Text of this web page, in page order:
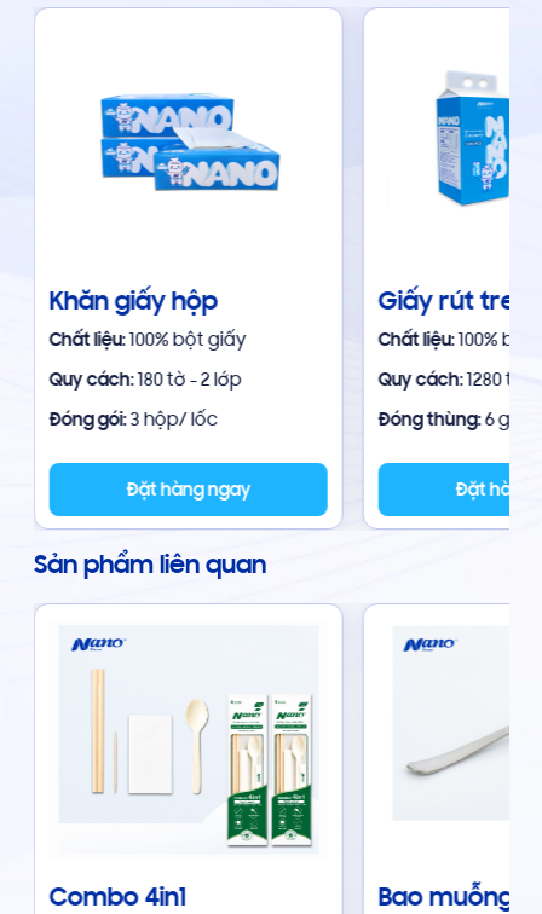
Khăn giấy hộp
Chất liệu: 100% bột giấy
Quy cách: 180 tờ - 2 lớp
Đóng gói: 3 hộp/ lốc
Đặt hàng ngay
Giấy rút treo
Chất liệu: 100% bột
Quy cách: 1280 tờ
Đóng thùng:6 gói/
Đặt hàng
Sản phẩm liên quan
Combo 4in1 Bao muỗng